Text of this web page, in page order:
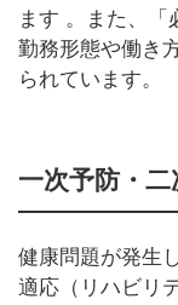
ます 。また、「
勤務形態や働き
られています。
一次予防・
健康問題が発生
適応（リハビリ